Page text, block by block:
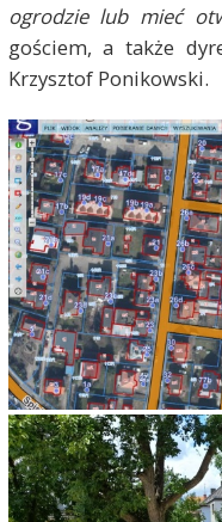
ogrodzie lub mieć
gościem, a także
Krzysztof Ponikowski.